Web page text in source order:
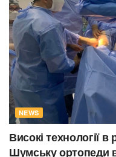
NEWS
Високі технології
Шумську ортопеди